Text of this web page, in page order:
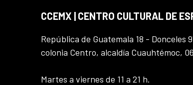
CCEMX | CENTRO CULTURAL DE
República de Guatemala 18 - Donceles
colonia Centro, alcaldía Cuauhtémoc,
Martes a viernes de 11 a 21 h.